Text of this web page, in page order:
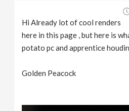
Hi Already lot of cool renders
here in this page , but here is
potato pc and apprentice
Golden Peacock